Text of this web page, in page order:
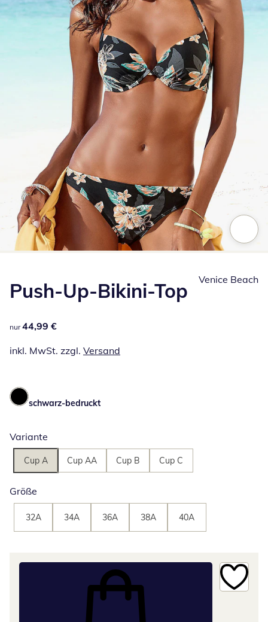
Push-Up-Bikini-Top
44,99 €
nur 44,99 €
inkl. MwSt. zzgl. Versand
Venice Beach
schwarz-bedruckt
Variante
Cup A Cup AA Cup B Cup C
Größe
32A 34A 36A 38A 40A